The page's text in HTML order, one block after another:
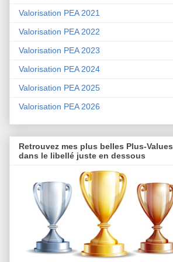
Valorisation PEA 2021
Valorisation PEA 2022
Valorisation PEA 2023
Valorisation PEA 2024
Valorisation PEA 2025
Valorisation PEA 2026
Retrouvez mes plus belles Plus-Values
dans le libellé juste en dessous